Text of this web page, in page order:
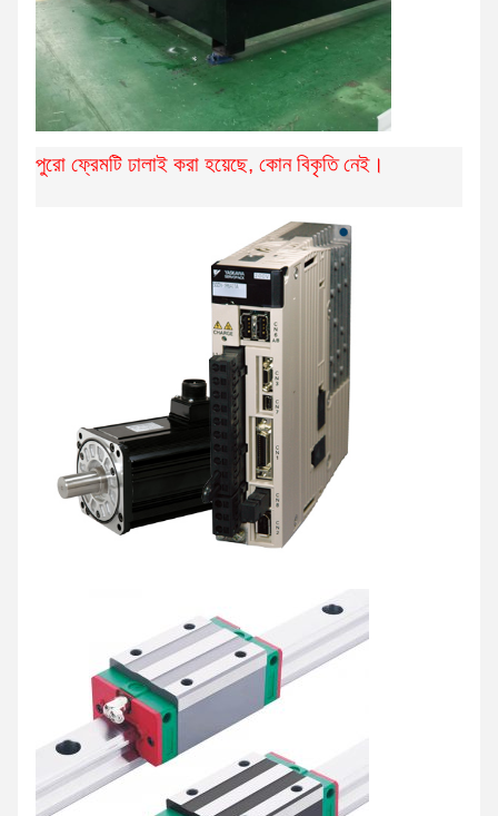
পুরো ফ্রেমটি ঢালাই করা হয়েছে, কোন বিকৃতি নেই।